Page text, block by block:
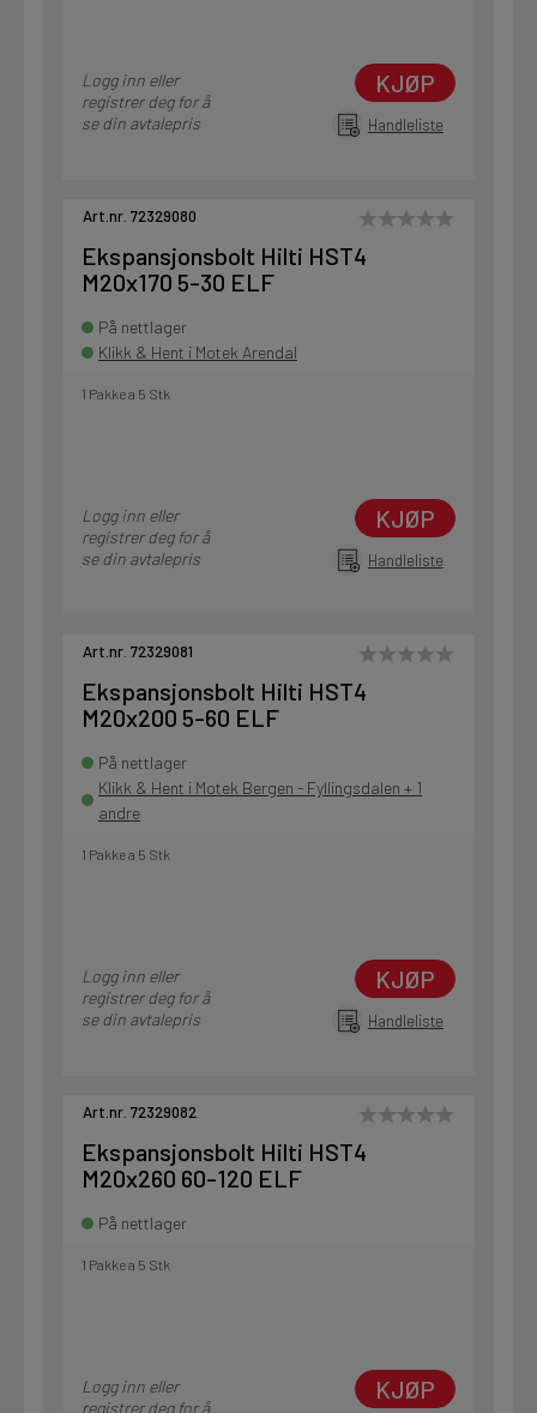
Logg inn eller
registrer deg for å
se din avtalepris
KJØP
Handleliste
Art.nr. 72329080
Ekspansjonsbolt Hilti HST4
M20x170 5-30 ELF
På nettlager
Klikk & Hent i Motek Arendal
1 Pakke a 5 Stk
Logg inn eller
registrer deg for å
se din avtalepris
KJØP
Handleliste
Art.nr. 72329081
Ekspansjonsbolt Hilti HST4
M20x200 5-60 ELF
På nettlager
Klikk & Hent i Motek Bergen - Fyllingsdalen + 1
andre
1 Pakke a 5 Stk
Logg inn eller
registrer deg for å
se din avtalepris
KJØP
Handleliste
Art.nr. 72329082
Ekspansjonsbolt Hilti HST4
M20x260 60-120 ELF
På nettlager
1 Pakke a 5 Stk
Logg inn eller
registrer deg for å
KJØP